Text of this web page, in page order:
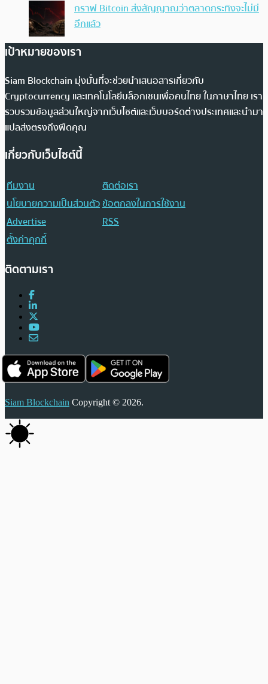
กราฟ Bitcoin ส่งสัญญาณว่าตลาดกระทิงจะไม่มี
อีกแล้ว
เป้าหมายของเรา
Siam Blockchain มุ่งมั่นที่จะช่วยนำเสนอสารเกี่ยวกับ
Cryptocurrency และเทคโนโลยีบล็อกเชนเพื่อคนไทย ในภาษาไทย เรา
รวบรวมข้อมูลส่วนใหญ่จากเว็บไซต์และเว็บบอร์ดต่างประเทศและนำมา
แปลส่งตรงถึงฟีดคุณ
เกี่ยวกับเว็บไซต์นี้
ทีมงาน
ติดต่อเรา
นโยบายความเป็นส่วนตัวข้อตกลงในการใช้งาน
Advertise
RSS
ตั้งค่าคุกกี้
ติดตามเรา
Siam Blockchain Copyright © 2026.